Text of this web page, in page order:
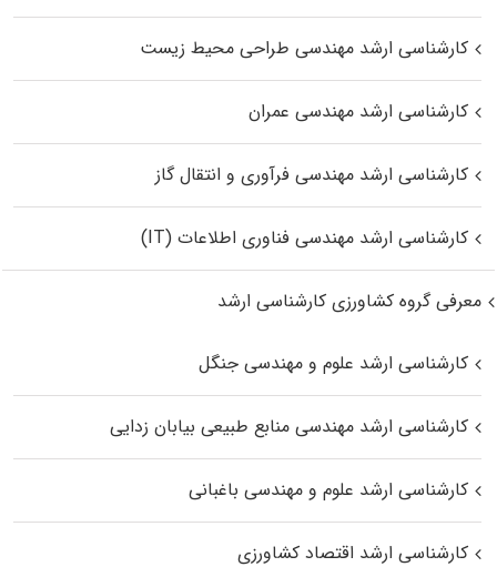
کارشناسی ارشد مهندسی طراحی محیط زیست
کارشناسی ارشد مهندسی عمران
کارشناسی ارشد مهندسی فرآوری و انتقال گاز
کارشناسی ارشد مهندسی فناوری اطلاعات (IT)
معرفی گروه کشاورزی کارشناسی ارشد
کارشناسی ارشد علوم و مهندسی جنگل
کارشناسی ارشد مهندسی منابع طبیعی بیابان زدایی
کارشناسی ارشد علوم و مهندسی باغبانی
کارشناسی ارشد اقتصاد کشاورزی